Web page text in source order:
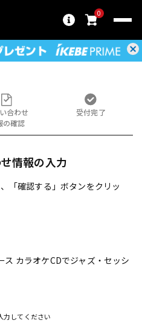
0
合わせ
の確認
受付完了
情報の入力
「確認する」ボタンをクリッ
ス カラオケCDでジャズ・セッシ
してください